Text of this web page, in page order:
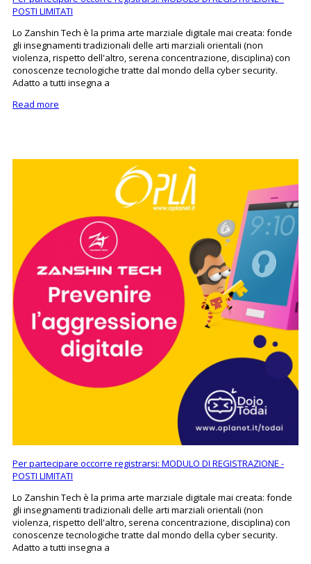
POSTI LIMITATI
Lo Zanshin Tech è la prima arte marziale digitale mai creata: fonde
gli insegnamenti tradizionali delle arti marziali orientali (non
violenza, rispetto dell'altro, serena concentrazione, disciplina) con
conoscenze tecnologiche tratte dal mondo della cyber security.
Adatto a tutti insegna a
Read more
Per partecipare occorre registrarsi: MODULO DI REGISTRAZIONE -
POSTI LIMITATI
Lo Zanshin Tech è la prima arte marziale digitale mai creata: fonde
gli insegnamenti tradizionali delle arti marziali orientali (non
violenza, rispetto dell'altro, serena concentrazione, disciplina) con
conoscenze tecnologiche tratte dal mondo della cyber security.
Adatto a tutti insegna a